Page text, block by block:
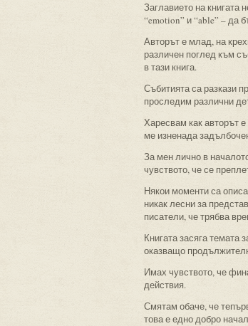
Заглавието на книгата
“emotion” и “able” – да
Авторът е млад, на
различен поглед към
в тази книга.
Събитията са разкази
проследим различни
Харесвам как авторът
ме изненада
За мен лично в
чувството, че се
Някои моменти са
никак лесни за
писатели, че трябва
Книгата засяга
оказващо
Имах чувството, че
действия.
Смятам обаче, че
това е едно добро